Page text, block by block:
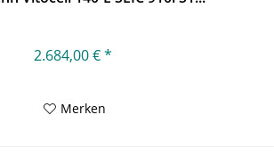
2.684,00 € *
Merken